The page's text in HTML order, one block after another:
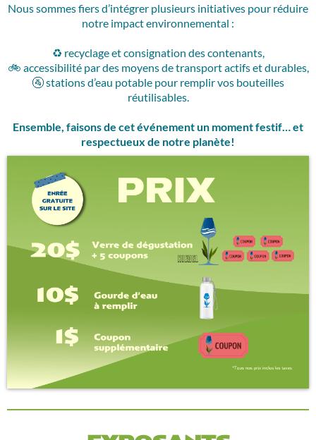
Nous sommes fiers d’intégrer plusieurs initiatives pour réduire
notre impact environnemental :
♻️ recyclage et consignation des contenants,
🚲 accessibilité par des moyens de transport actifs et durables,
🚰 stations d’eau potable pour remplir vos bouteilles
réutilisables.
Ensemble, faisons de cet événement un moment festif… et
respectueux de notre planète!